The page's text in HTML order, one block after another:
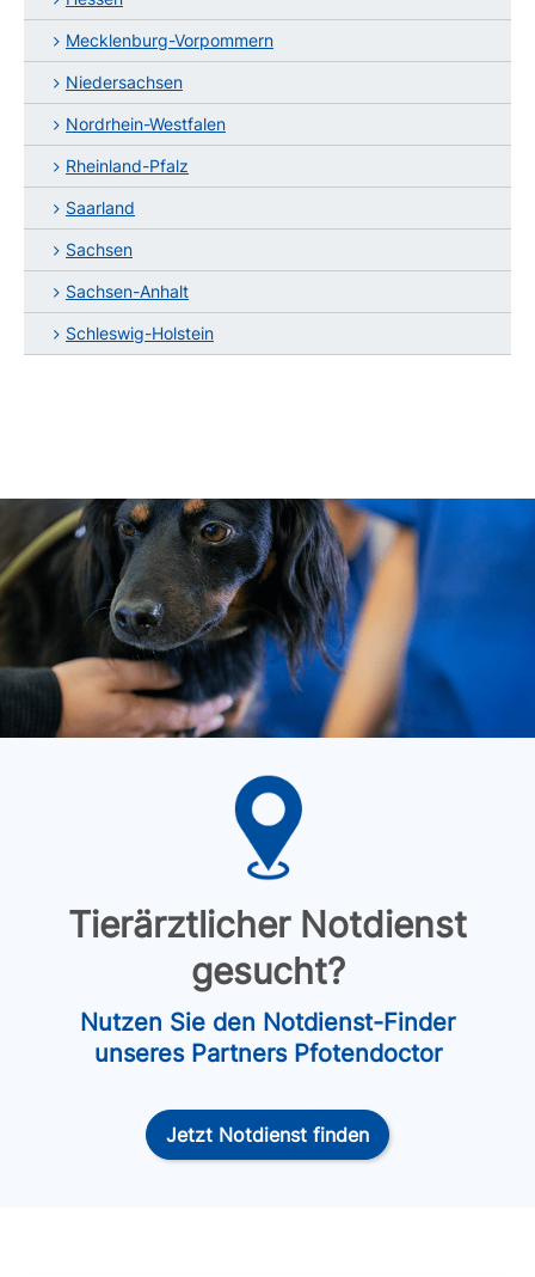
Mecklenburg-Vorpommern
Niedersachsen
Nordrhein-Westfalen
Rheinland-Pfalz
Saarland
Sachsen
Sachsen-Anhalt
Schleswig-Holstein
Tierärztlicher Notdienst
gesucht?
Nutzen Sie den Notdienst-Finder
unseres Partners Pfotendoctor
Jetzt Notdienst finden